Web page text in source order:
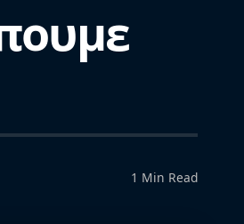
1 Min Read